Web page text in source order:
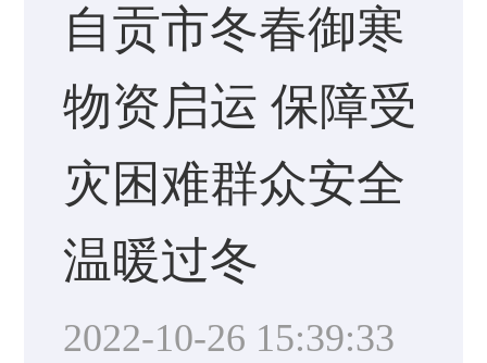
自贡市冬春御寒
物资启运 保障受
灾困难群众安全
温暖过冬
2022-10-26 15:39:33